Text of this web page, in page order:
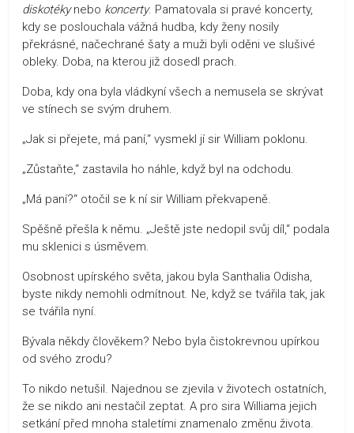
diskotékynebo koncerty. Pamatovala si pravé koncerty,
kdy se poslouchala vážná hudba, kdy ženy nosily
překrásné, načechrané šaty a muži byli oděni ve slušivé
obleky. Doba, na kterou již dosedl prach.
Doba, kdy ona byla vládkyní všech a nemusela se skrývat
ve stínech se svým druhem.
„Jak si přejete, má paní,“ vysmekl jí sir William poklonu.
„Zůstaňte,“ zastavila ho náhle, když byl na odchodu.
„Má paní?“ otočil se k ní sir William překvapeně.
Spěšně přešla k němu. „Ještě jste nedopil svůj díl,“ podala
mu sklenici s úsměvem.
Osobnost upírského světa, jakou byla Santhalia Odisha,
byste nikdy nemohli odmítnout. Ne, když se tvářila tak, jak
se tvářila nyní.
Bývala někdy člověkem? Nebo byla čistokrevnou upírkou
od svého zrodu?
To nikdo netušil. Najednou se zjevila v životech ostatních,
že se nikdo ani nestačil zeptat. A pro sira Williama jejich
setkání před mnoha staletími znamenalo změnu života.